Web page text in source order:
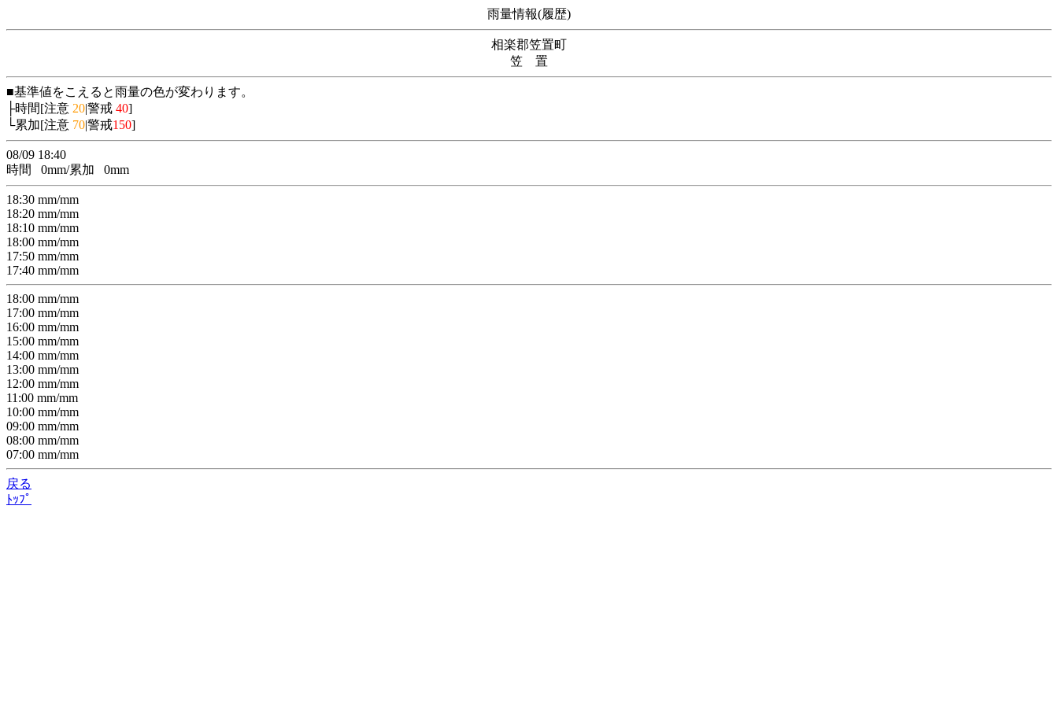
雨量情報(履歴)
相楽郡笠置町
笠 置
■基準値をこえると雨量の色が変わります。
├時間[注意 20|警戒 40]
└累加[注意 70|警戒150]
08/09 18:40
時間
0mm/累加 0mm
18:30 mm/mm
18:20 mm/mm
18:10 mm/mm
18:00 mm/mm
17:50 mm/mm
17:40 mm/mm
18:00 mm/mm
17:00 mm/mm
16:00 mm/mm
15:00 mm/mm
14:00 mm/mm
13:00 mm/mm
12:00 mm/mm
11:00 mm/mm
10:00 mm/mm
09:00 mm/mm
08:00 mm/mm
07:00 mm/mm
戻る
ﾄｯﾌﾟ